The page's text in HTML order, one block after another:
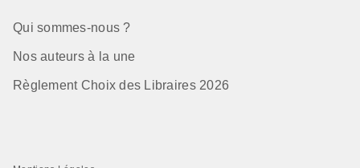
Qui sommes-nous ?
Nos auteurs à la une
Règlement Choix des Libraires 2026